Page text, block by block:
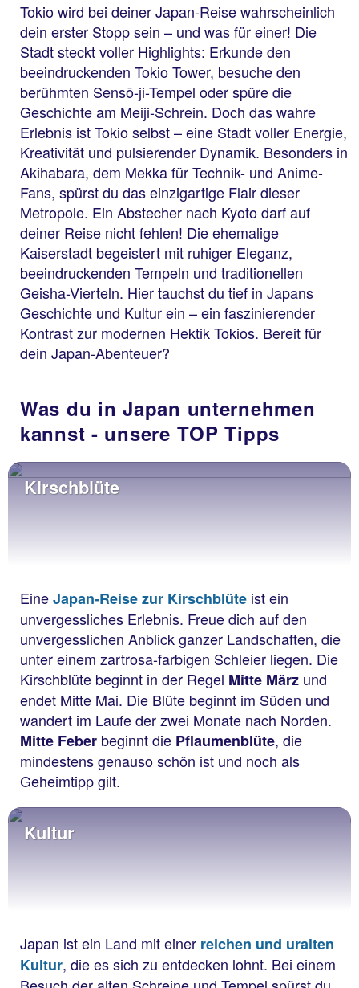
Tokio wird bei deiner Japan-Reise wahrscheinlich
dein erster Stopp sein – und was für einer! Die
Stadt steckt voller Highlights: Erkunde den
beeindruckenden Tokio Tower, besuche den
berühmten Sensō-ji-Tempel oder spüre die
Geschichte am Meiji-Schrein. Doch das wahre
Erlebnis ist Tokio selbst – eine Stadt voller Energie,
Kreativität und pulsierender Dynamik. Besonders in
Akihabara, dem Mekka für Technik- und Anime-
Fans, spürst du das einzigartige Flair dieser
Metropole. Ein Abstecher nach Kyoto darf auf
deiner Reise nicht fehlen! Die ehemalige
Kaiserstadt begeistert mit ruhiger Eleganz,
beeindruckenden Tempeln und traditionellen
Geisha-Vierteln. Hier tauchst du tief in Japans
Geschichte und Kultur ein – ein faszinierender
Kontrast zur modernen Hektik Tokios. Bereit für
dein Japan-Abenteuer?
Was du in Japan unternehmen
kannst - unsere TOP Tipps
Kirschblüte
EineJapan-Reise zur Kirschblüte ist ein
unvergessliches Erlebnis. Freue dich auf den
unvergesslichen Anblick ganzer Landschaften, die
unter einem zartrosa-farbigen Schleier liegen. Die
Kirschblüte beginnt in der Regel Mitte März und
endet Mitte Mai. Die Blüte beginnt im Süden und
wandert im Laufe der zwei Monate nach Norden.
Mitte Feber beginnt die Pflaumenblüte, die
mindestens genauso schön ist und noch als
Geheimtipp gilt.
Kultur
Japan ist ein Land mit einer reichen und uralten
Kultur, die es sich zu entdecken lohnt. Bei einem